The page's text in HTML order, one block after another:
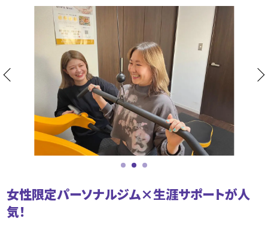
女性限定パーソナルジム×生涯サポートが人
気！